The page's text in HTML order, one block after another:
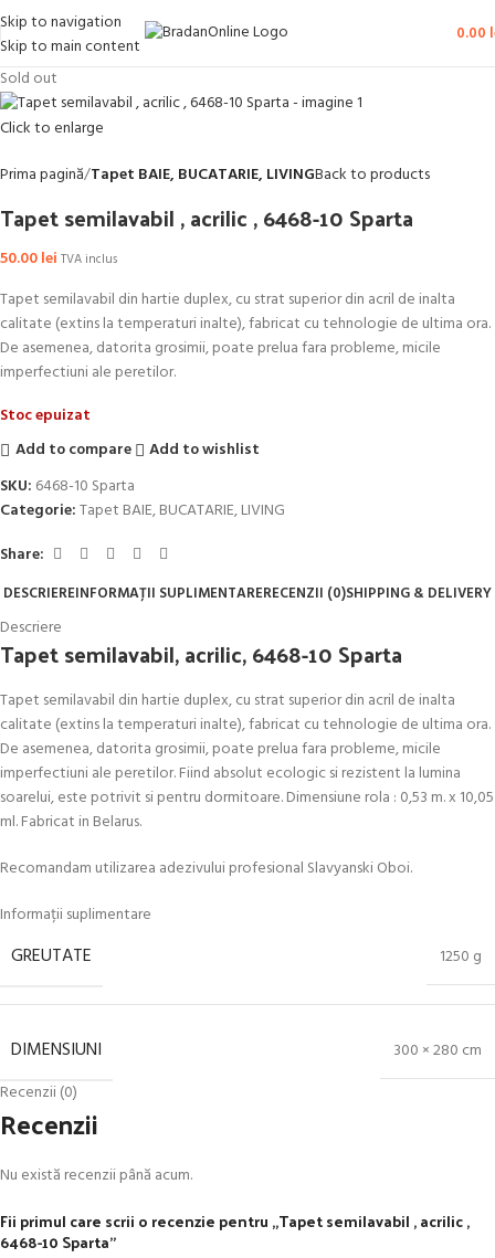
Skip to navigation
Skip to main content
0.00
Sold out
Click to enlarge
Prima pagină Tapet BAIE, BUCATARIE, LIVINGBack to products
Tapet semilavabil , acrilic , 6468-10 Sparta
50.00lei TVA inclus
Tapet semilavabil din hartie duplex, cu strat superior din acril de inalta
calitate (extins la temperaturi inalte), fabricat cu tehnologie de ultima ora.
De asemenea, datorita grosimii, poate prelua fara probleme, micile
imperfectiuni ale peretilor.
Stoc epuizat
Add to compare
Add to wishlist
SKU: 6468-10 Sparta
Categorie:Tapet BAIE, BUCATARIE, LIVING
Share:
DESCRIEREINFORMAȚII SUPLIMENTARERECENZII (0)SHIPPING & DELIVERY
Descriere
Tapet semilavabil, acrilic, 6468-10 Sparta
Tapet semilavabil din hartie duplex, cu strat superior din acril de inalta
calitate (extins la temperaturi inalte), fabricat cu tehnologie de ultima ora.
De asemenea, datorita grosimii, poate prelua fara probleme, micile
imperfectiuni ale peretilor. Fiind absolut ecologic si rezistent la lumina
soarelui, este potrivit si pentru dormitoare. Dimensiune rola : 0,53 m. x 10,05
ml. Fabricat in Belarus.
Recomandam utilizarea adezivului profesional Slavyanski Oboi.
Informații suplimentare
GREUTATE 1250 g
DIMENSIUNI
300 × 280 cm
Recenzii (0)
Recenzii
Nu există recenzii până acum.
Fii primul care scrii o recenzie pentru „Tapet semilavabil , acrilic ,
6468-10 Sparta”